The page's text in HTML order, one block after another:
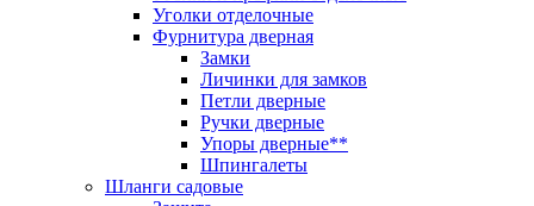
Уголки отделочные
Фурнитура дверная
Замки
Личинки для замков
Петли дверные
Ручки дверные
Упоры дверные**
Шпингалеты
Шланги садовые